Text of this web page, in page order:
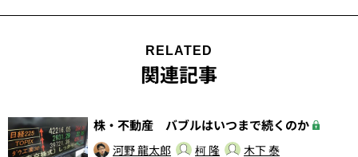
RELATED
関連記事
株・不動産 バブルはいつまで続くのか
河野 龍太郎 柯 隆 木下 泰